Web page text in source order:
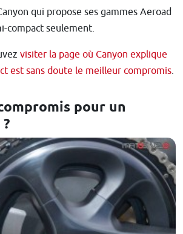
qui propose ses gammes Aeroad
compact seulement.
visiter la page où Canyon explique
est sans doute le meilleur compromis.
pour un